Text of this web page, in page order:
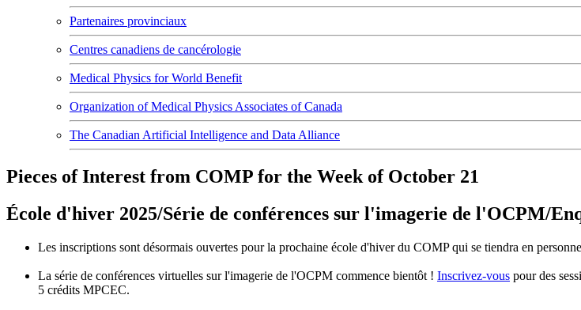
Partenaires provinciaux
Centres canadiens de cancérologie
Medical Physics for World Benefit
Organization of Medical Physics Associates of Canada
The Canadian Artificial Intelligence and Data Alliance
Pieces of Interest from COMP for the Week of October 21
École d'hiver 2025/Série de conférences sur l'imagerie de l'OCPM/
Les inscriptions sont désormais ouvertes pour la prochaine école d'hiver du COMP qui se tiendra en
La série de conférences virtuelles sur l'imagerie de l'OCPM commence bientôt ! Inscrivez-vous pour des
5 crédits MPCEC.